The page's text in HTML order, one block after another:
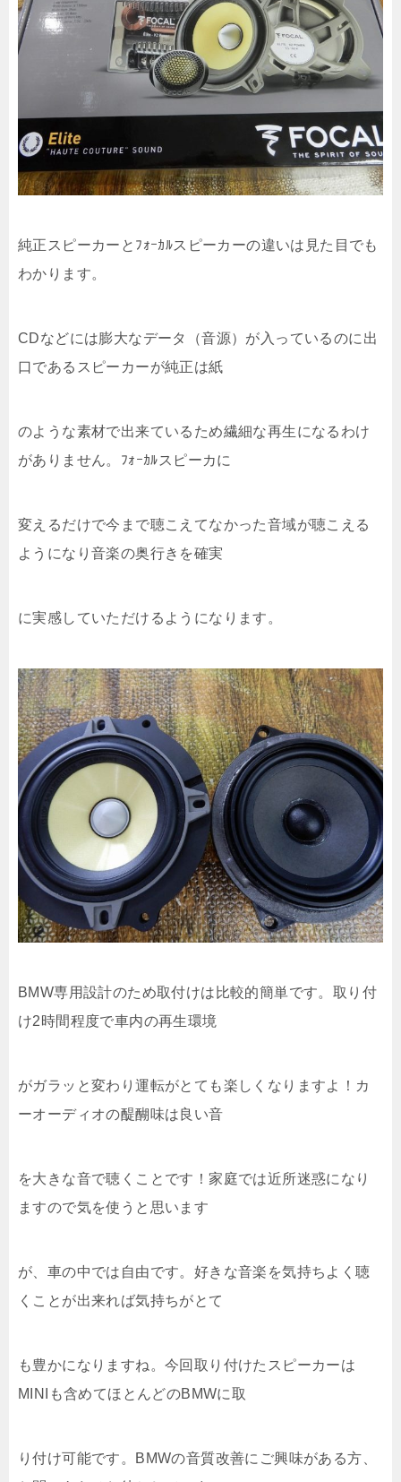
純正スピーカーとﾌｫｰｶﾙスピーカーの違いは見た目でも
わかります。
CDなどには膨大なデータ（音源）が入っているのに出
口であるスピーカーが純正は紙
のような素材で出来ているため繊細な再生になるわけ
がありません。ﾌｫｰｶﾙスピーカに
変えるだけで今まで聴こえてなかった音域が聴こえる
ようになり音楽の奥行きを確実
に実感していただけるようになります。
BMW専用設計のため取付けは比較的簡単です。取り付
け2時間程度で車内の再生環境
がガラッと変わり運転がとても楽しくなりますよ！カ
ーオーディオの醍醐味は良い音
を大きな音で聴くことです！家庭では近所迷惑になり
ますので気を使うと思います
が、車の中では自由です。好きな音楽を気持ちよく聴
くことが出来れば気持ちがとて
も豊かになりますね。今回取り付けたスピーカーは
MINIも含めてほとんどのBMWに取
り付け可能です。BMWの音質改善にご興味がある方、